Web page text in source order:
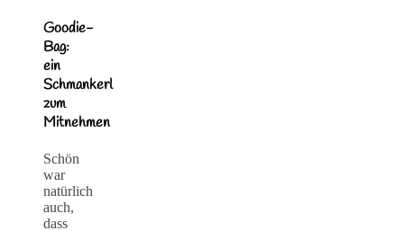
Goodie-
Bag:
ein
Schmankerl
zum
Mitnehmen
Schön
war
natürlich
auch,
dass